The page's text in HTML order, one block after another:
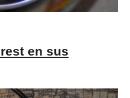
en sus